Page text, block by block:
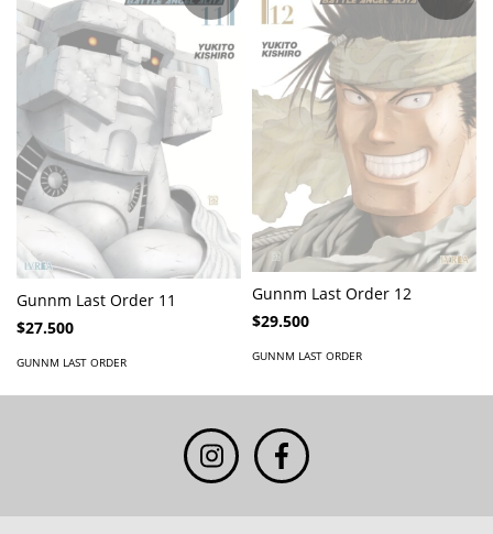
Gunnm Last Order 11
$27.500
GUNNM LAST ORDER
Gunnm Last Order 12
$29.500
GUNNM LAST ORDER